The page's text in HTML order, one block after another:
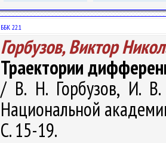
ББК 22.1
Горбузов, Виктор
Траектории
/ В. Н. Горбузов, И.
Национальной
С. 15-19.